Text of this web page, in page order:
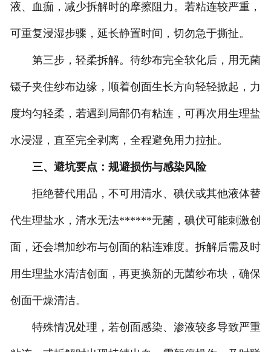
液、血痂，减少拆解时的摩擦阻力。若粘连较严重，
可重复浸湿步骤，延长静置时间，切勿急于撕扯。
第三步，轻柔拆解。待纱布完全软化后，用无菌
镊子夹住纱布边缘，顺着创面生长方向轻轻掀起，力
度均匀轻柔，若遇到局部仍有粘连，可再次用生理盐
水浸湿，直至完全剥离，全程避免用力拉扯。
三、避坑要点：规避损伤与感染风险
拒绝替代用品，不可用清水、碘伏或其他液体替
代生理盐水，清水无法******无菌，碘伏可能刺激创
面，还会增加纱布与创面的粘连难度。拆解后需及时
用生理盐水清洁创面，再更换新的无菌纱布块，确保
创面干燥清洁。
特殊情况处理，若创面感染、渗液较多导致严重